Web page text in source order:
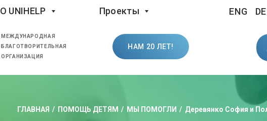
O UNIHELP Проекты ENG
МЕЖДУНАРОДНАЯ
БЛАГОТВОРИТЕЛЬНАЯ
ОРГАНИЗАЦИЯ
НАМ 20 ЛЕТ!
ГЛАВНАЯ ПОМОЩЬ ДЕТЯМ МЫ ПОМОГЛИ Деревянко София и